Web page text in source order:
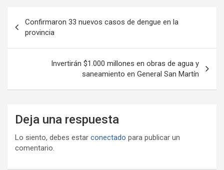
k
p
ail
tir
de
entradas
Confirmaron 33 nuevos casos de dengue en la
provincia
Invertirán $1.000 millones en obras de agua y
saneamiento en General San Martín
Deja una respuesta
Lo siento, debes estar conectado para publicar un
comentario.